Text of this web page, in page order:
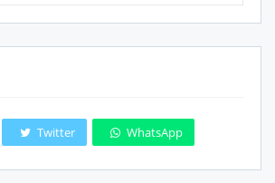
Twitter WhatsApp